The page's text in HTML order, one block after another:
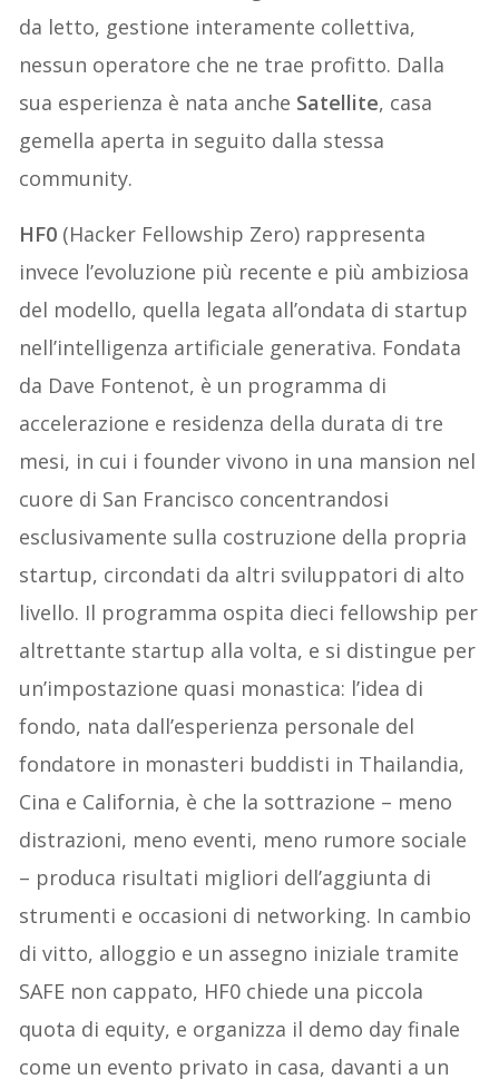
da letto, gestione interamente collettiva,
nessun operatore che ne trae profitto. Dalla
sua esperienza è nata anche Satellite, casa
gemella aperta in seguito dalla stessa
community.
HF0 (Hacker Fellowship Zero) rappresenta
invece l’evoluzione più recente e più ambiziosa
del modello, quella legata all’ondata di startup
nell’intelligenza artificiale generativa. Fondata
da Dave Fontenot, è un programma di
accelerazione e residenza della durata di tre
mesi, in cui i founder vivono in una mansion nel
cuore di San Francisco concentrandosi
esclusivamente sulla costruzione della propria
startup, circondati da altri sviluppatori di alto
livello. Il programma ospita dieci fellowship per
altrettante startup alla volta, e si distingue per
un’impostazione quasi monastica: l’idea di
fondo, nata dall’esperienza personale del
fondatore in monasteri buddisti in Thailandia,
Cina e California, è che la sottrazione – meno
distrazioni, meno eventi, meno rumore sociale
– produca risultati migliori dell’aggiunta di
strumenti e occasioni di networking. In cambio
di vitto, alloggio e un assegno iniziale tramite
SAFE non cappato, HF0 chiede una piccola
quota di equity, e organizza il demo day finale
come un evento privato in casa, davanti a un